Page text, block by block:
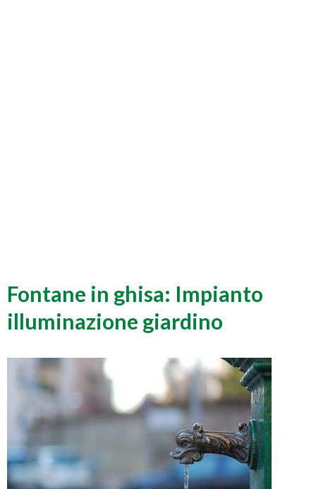
Fontane in ghisa: Impianto
illuminazione giardino